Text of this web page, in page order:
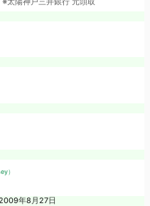
※太陽神戸三井銀行 元頭取
）
年8月27日